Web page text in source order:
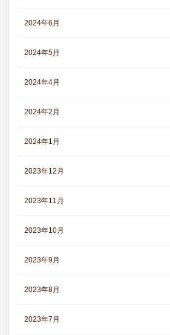
2024年6月
2024年5月
2024年4月
2024年2月
2024年1月
2023年12月
2023年11月
2023年10月
2023年9月
2023年8月
2023年7月